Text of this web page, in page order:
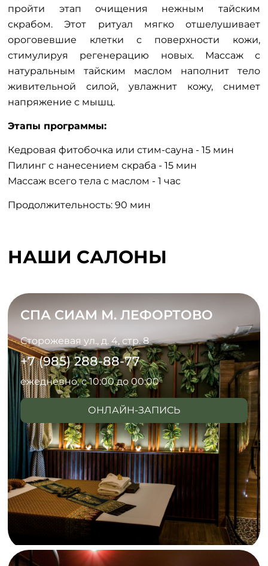
пройти этап очищения нежным тайским
скрабом. Этот ритуал мягко отшелушивает
ороговевшие клетки с поверхности кожи,
стимулируя регенерацию новых. Массаж с
натуральным тайским маслом наполнит тело
живительной силой, увлажнит кожу, снимет
напряжение с мышц.
Этапы программы:
Кедровая фитобочка или стим-сауна - 15 мин
Пилинг с нанесением скраба - 15 мин
Массаж всего тела с маслом - 1 час
Продолжительность: 90 мин
НАШИ САЛОНЫ
СПА СИАМ М. ЛЕФОРТОВО
Сторожевая ул., д. 4, стр. 8
+7 (985) 288-88-77
ежедневно, с 10:00 до 00:00
ОНЛАЙН-ЗАПИСЬ